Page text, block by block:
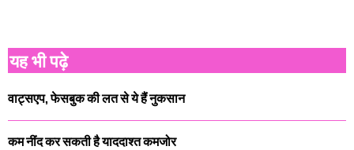
यह भी पढ़े
वाट्सएप, फेसबुक की लत से ये हैं नुकसान
कम नींद कर सकती है याददाश्त कमजोर